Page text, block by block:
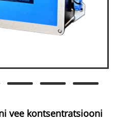
vee kontsentratsiooni